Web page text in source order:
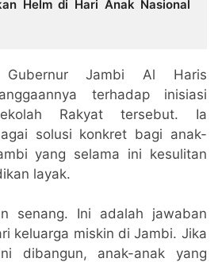
Helm di Hari Anak Nasional
Gubernur Jambi Al Haris
terhadap inisiasi
Rakyat tersebut. Ia
solusi konkret bagi anak-
yang selama ini kesulitan
layak.
senang. Ini adalah jawaban
keluarga miskin di Jambi. Jika
dibangun, anak-anak yang